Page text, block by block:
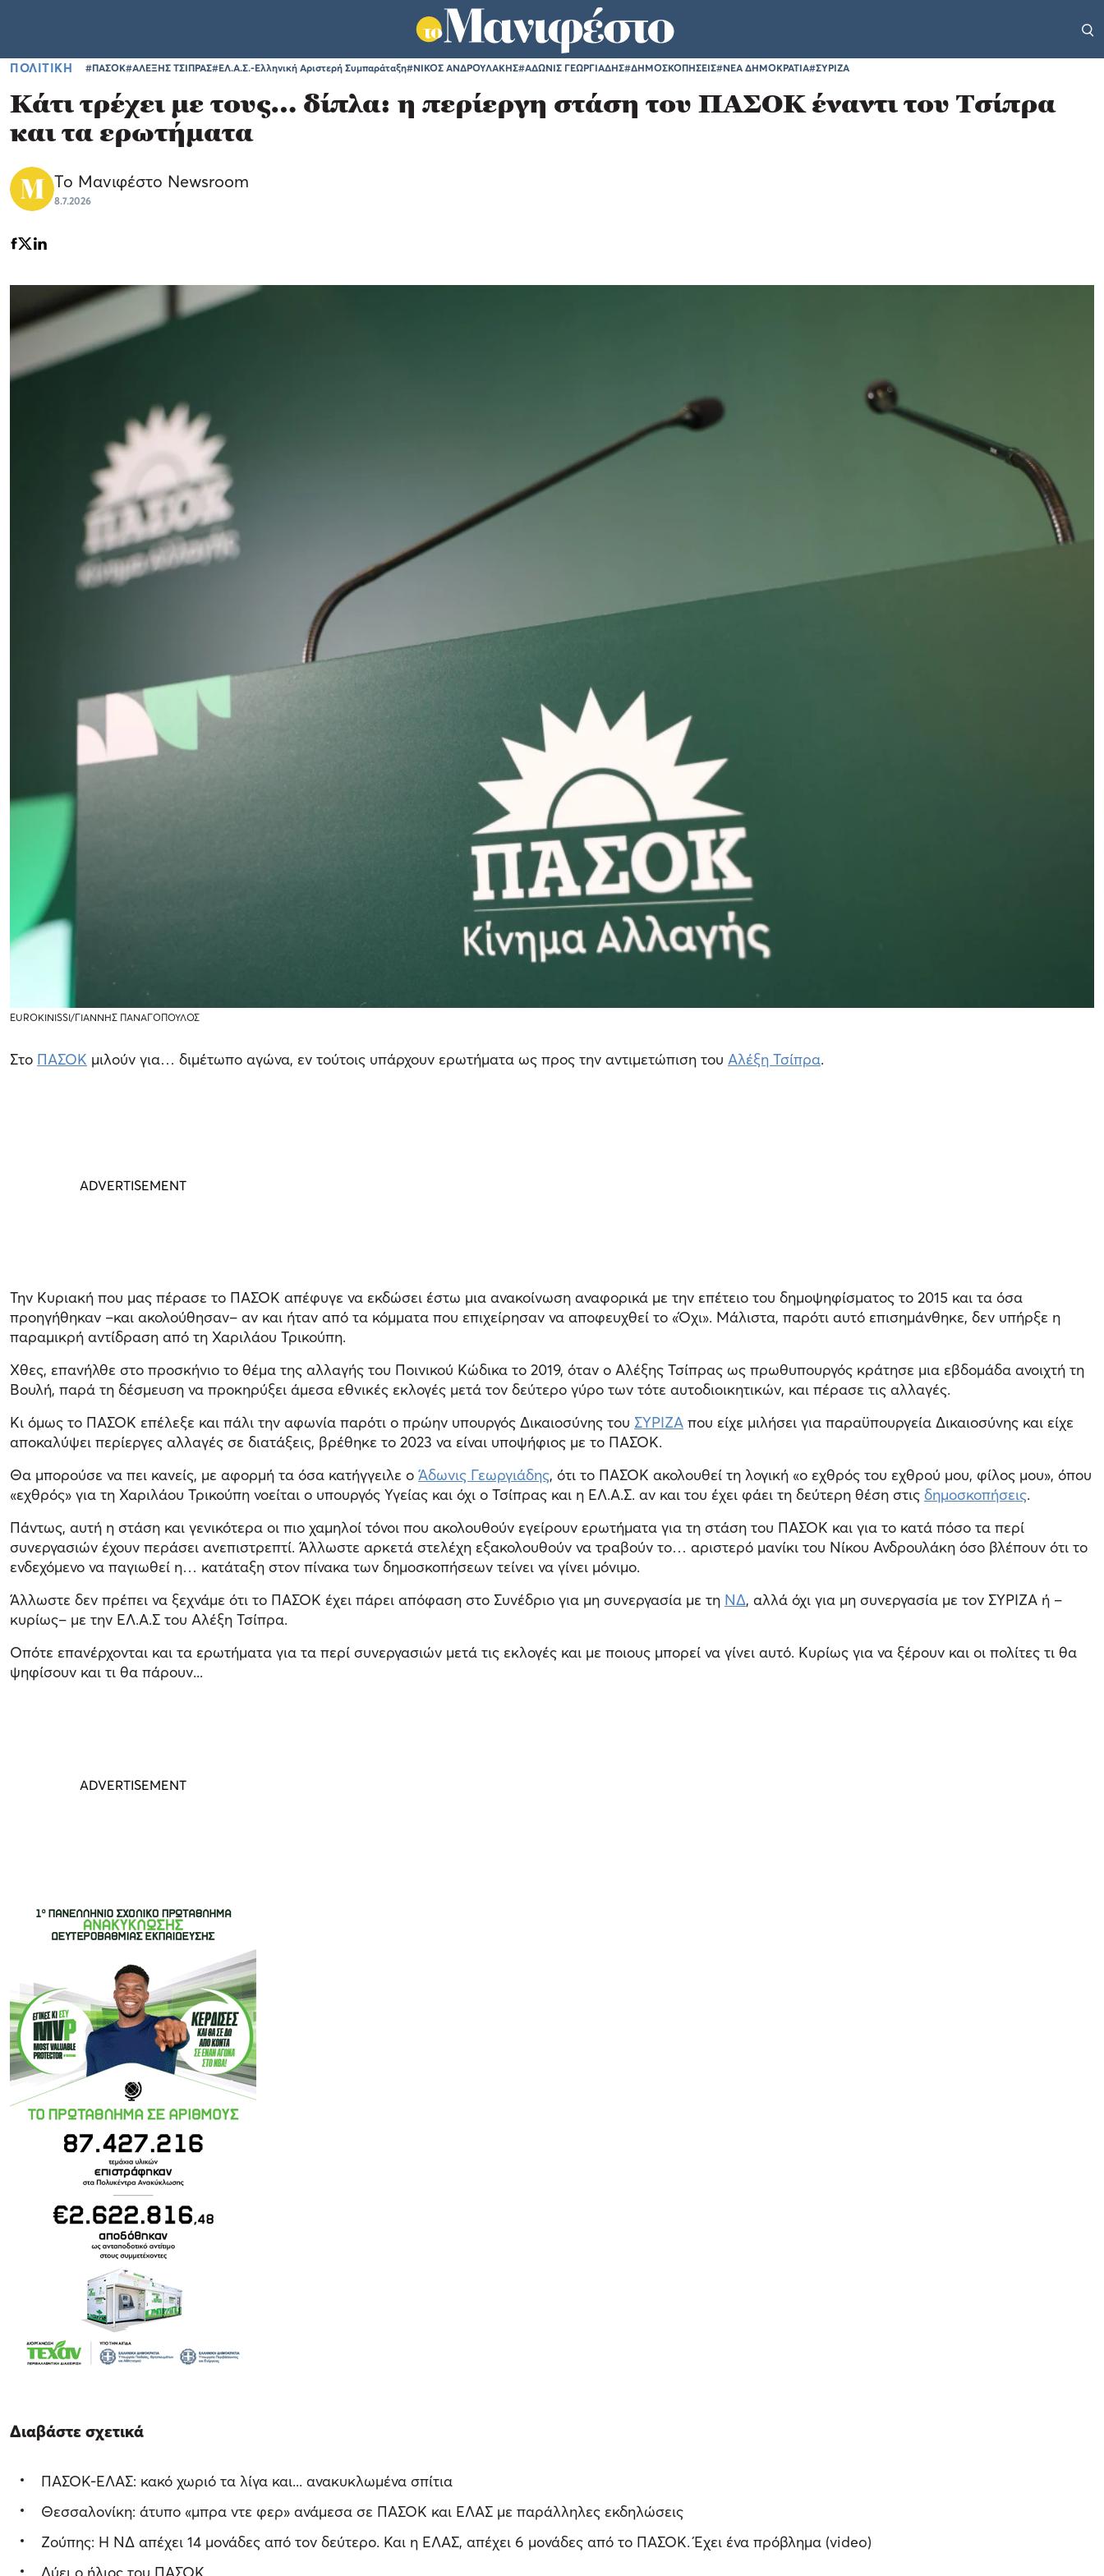
ΠΟΛΙΤΙΚΗ #ΠΑΣΟΚ#ΑΛΕΞΗΣ ΤΣΙΠΡΑΣ#ΕΛ.Α.Σ.-Ελληνική Αριστερή Συμπαράταξη#ΝΙΚΟΣ ΑΝΔΡΟΥΛΑΚΗΣ#ΑΔΩΝΙΣ ΓΕΩΡΓΙΑΔΗΣ#ΔΗΜΟΣΚΟΠΗΣΕΙΣ#ΝΕΑ ΔΗΜΟΚΡΑΤΙΑ#ΣΥΡΙΖΑ
Κάτι τρέχει με τους… δίπλα: η περίεργη στάση του ΠΑΣΟΚ έναντι του Τσίπρα
και τα ερωτήματα
Το Μανιφέστο Newsroom
8.7.2026
EUROKINISSI/ΓΙΑΝΝΗΣ ΠΑΝΑΓΟΠΟΥΛΟΣ
Στο ΠΑΣΟΚ μιλούν για… διμέτωπο αγώνα, εν τούτοις υπάρχουν ερωτήματα ως προς την αντιμετώπιση του Αλέξη Τσίπρα.
Την Κυριακή που μας πέρασε το ΠΑΣΟΚ απέφυγε να εκδώσει έστω μια ανακοίνωση αναφορικά με την επέτειο του δημοψηφίσματος το 2015 και τα όσα
προηγήθηκαν –και ακολούθησαν– αν και ήταν από τα κόμματα που επιχείρησαν να αποφευχθεί το «Όχι». Μάλιστα, παρότι αυτό επισημάνθηκε, δεν υπήρξε η
παραμικρή αντίδραση από τη Χαριλάου Τρικούπη.
Χθες, επανήλθε στο προσκήνιο το θέμα της αλλαγής του Ποινικού Κώδικα το 2019, όταν ο Αλέξης Τσίπρας ως πρωθυπουργός κράτησε μια εβδομάδα ανοιχτή τη
Βουλή, παρά τη δέσμευση να προκηρύξει άμεσα εθνικές εκλογές μετά τον δεύτερο γύρο των τότε αυτοδιοικητικών, και πέρασε τις αλλαγές.
Κι όμως το ΠΑΣΟΚ επέλεξε και πάλι την αφωνία παρότι ο πρώην υπουργός Δικαιοσύνης του ΣΥΡΙΖΑ που είχε μιλήσει για παραϋπουργεία Δικαιοσύνης και είχε
αποκαλύψει περίεργες αλλαγές σε διατάξεις, βρέθηκε το 2023 να είναι υποψήφιος με το ΠΑΣΟΚ.
Θα μπορούσε να πει κανείς, με αφορμή τα όσα κατήγγειλε ο Άδωνις Γεωργιάδης, ότι το ΠΑΣΟΚ ακολουθεί τη λογική «ο εχθρός του εχθρού μου, φίλος μου», όπου
«εχθρός» για τη Χαριλάου Τρικούπη νοείται ο υπουργός Υγείας και όχι ο Τσίπρας και η ΕΛ.Α.Σ. αν και του έχει φάει τη δεύτερη θέση στις δημοσκοπήσεις.
Πάντως, αυτή η στάση και γενικότερα οι πιο χαμηλοί τόνοι που ακολουθούν εγείρουν ερωτήματα για τη στάση του ΠΑΣΟΚ και για το κατά πόσο τα περί
συνεργασιών έχουν περάσει ανεπιστρεπτί. Άλλωστε αρκετά στελέχη εξακολουθούν να τραβούν το… αριστερό μανίκι του Νίκου Ανδρουλάκη όσο βλέπουν ότι το
ενδεχόμενο να παγιωθεί η… κατάταξη στον πίνακα των δημοσκοπήσεων τείνει να γίνει μόνιμο.
Άλλωστε δεν πρέπει να ξεχνάμε ότι το ΠΑΣΟΚ έχει πάρει απόφαση στο Συνέδριο για μη συνεργασία με τη ΝΔ, αλλά όχι για μη συνεργασία με τον ΣΥΡΙΖΑ ή –
κυρίως– με την ΕΛ.Α.Σ του Αλέξη Τσίπρα.
Οπότε επανέρχονται και τα ερωτήματα για τα περί συνεργασιών μετά τις εκλογές και με ποιους μπορεί να γίνει αυτό. Κυρίως για να ξέρουν και οι πολίτες τι θα
ψηφίσουν και τι θα πάρουν...
Διαβάστε σχετικά
ΠΑΣΟΚ-ΕΛΑΣ: κακό χωριό τα λίγα και... ανακυκλωμένα σπίτια
Θεσσαλονίκη: άτυπο «μπρα ντε φερ» ανάμεσα σε ΠΑΣΟΚ και ΕΛΑΣ με παράλληλες εκδηλώσεις
Ζούπης: Η ΝΔ απέχει 14 μονάδες από τον δεύτερο. Και η ΕΛΑΣ, απέχει 6 μονάδες από το ΠΑΣΟΚ. Έχει ένα πρόβλημα (video)
Δύει ο ήλιος του ΠΑΣΟΚ